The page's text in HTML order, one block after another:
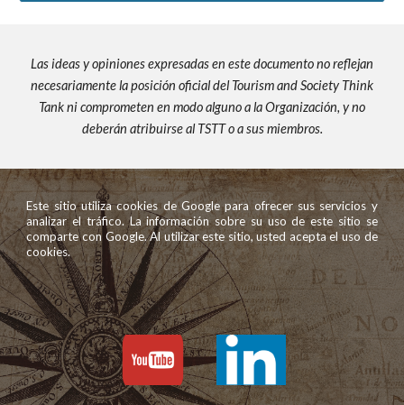
Las ideas y opiniones expresadas en este documento no reflejan
necesariamente la posición oficial del Tourism and Society Think
Tank ni comprometen en modo alguno a la Organización, y no
deberán atribuirse al TSTT o a sus miembros.
Este sitio utiliza cookies de Google para ofrecer sus servicios y
analizar el tráfico. La información sobre su uso de este sitio se
comparte con Google. Al utilizar este sitio, usted acepta el uso de
cookies.